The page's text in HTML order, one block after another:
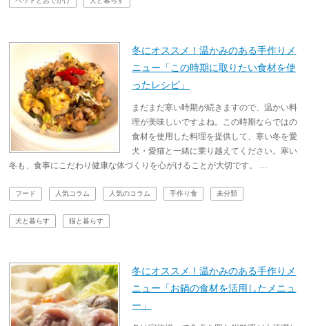
冬にオススメ！温かみのある手作りメ
ニュー「この時期に取りたい食材を使
ったレシピ」
まだまだ寒い時期が続きますので、温かい料
理が美味しいですよね。この時期ならではの
食材を使用した料理を提供して、寒い冬を愛
犬・愛猫と一緒に乗り越えてください。寒い
冬も、食事にこだわり健康な体づくりを心がけることが大切です。 …
フード 人気コラム 人気のコラム 手作り食 未分類
犬と暮らす 猫と暮らす
冬にオススメ！温かみのある手作りメ
ニュー「お鍋の食材を活用したメニュ
ー」